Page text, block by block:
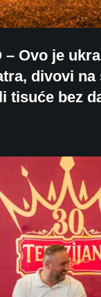
– Ovo je
divovi
tisuće bez